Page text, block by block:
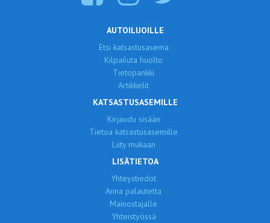
AUTOILIJOILLE
Etsi katsastusasema
Kilpailuta huolto
Tietopankki
Artikkelit
KATSASTUSASEMILLE
Kirjaudu sisään
Tietoa katsastusasemille
Liity mukaan
LISÄTIETOA
Yhteystiedot
Anna palautetta
Mainostajalle
Yhteistyössä